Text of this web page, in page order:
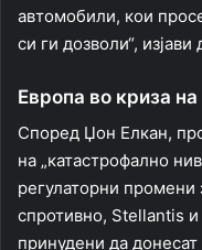
автомобили, кои
си ги дозволи“,
Европа во криза
Според Џон Елкан,
на „катастрофално
регулаторни
спротивно, Stellantis
принудени да